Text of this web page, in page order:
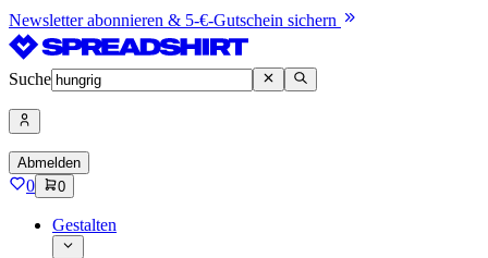
Newsletter abonnieren & 5-€-Gutschein sichern
Suche
Abmelden
0 0
Gestalten